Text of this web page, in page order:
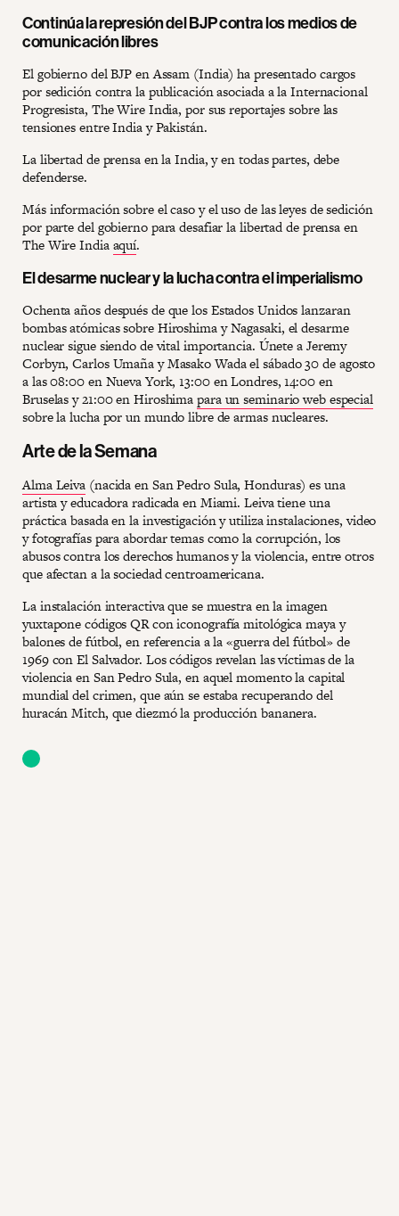
Continúa la represión del BJP contra los medios de
comunicación libres
El gobierno del BJP en Assam (India) ha presentado cargos
por sedición contra la publicación asociada a la Internacional
Progresista, The Wire India, por sus reportajes sobre las
tensiones entre India y Pakistán.
La libertad de prensa en la India, y en todas partes, debe
defenderse.
Más información sobre el caso y el uso de las leyes de sedición
por parte del gobierno para desafiar la libertad de prensa en
The Wire Indiaaquí.
El desarme nuclear y la lucha contra el imperialismo
Ochenta años después de que los Estados Unidos lanzaran
bombas atómicas sobre Hiroshima y Nagasaki, el desarme
nuclear sigue siendo de vital importancia. Únete a Jeremy
Corbyn, Carlos Umaña y Masako Wada el sábado 30 de agosto
a las 08:00 en Nueva York, 13:00 en Londres, 14:00 en
Bruselas y 21:00 en Hiroshimapara un seminario web especial
sobre la lucha por un mundo libre de armas nucleares.
Arte de la Semana
Alma Leiva (nacida en San Pedro Sula, Honduras) es una
artista y educadora radicada en Miami. Leiva tiene una
práctica basada en la investigación y utiliza instalaciones, video
y fotografías para abordar temas como la corrupción, los
abusos contra los derechos humanos y la violencia, entre otros
que afectan a la sociedad centroamericana.
La instalación interactiva que se muestra en la imagen
yuxtapone códigos QR con iconografía mitológica maya y
balones de fútbol, en referencia a la «guerra del fútbol» de
1969 con El Salvador. Los códigos revelan las víctimas de la
violencia en San Pedro Sula, en aquel momento la capital
mundial del crimen, que aún se estaba recuperando del
huracán Mitch, que diezmó la producción bananera.